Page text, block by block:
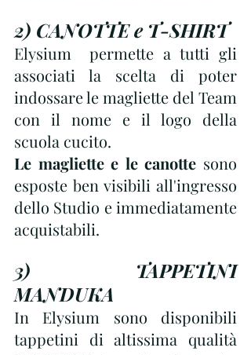
2) CANOTTE e T-SHIRT
Elysium  permette a tutti gli
associati la scelta di poter
indossare le magliette del Team
con il nome e il logo della
scuola cucito.
Le magliette e le canotte sono
esposte ben visibili all'ingresso
dello Studio e immediatamente
acquistabili.
3) TAPPETINI
MANDUKA
In Elysium sono disponibili